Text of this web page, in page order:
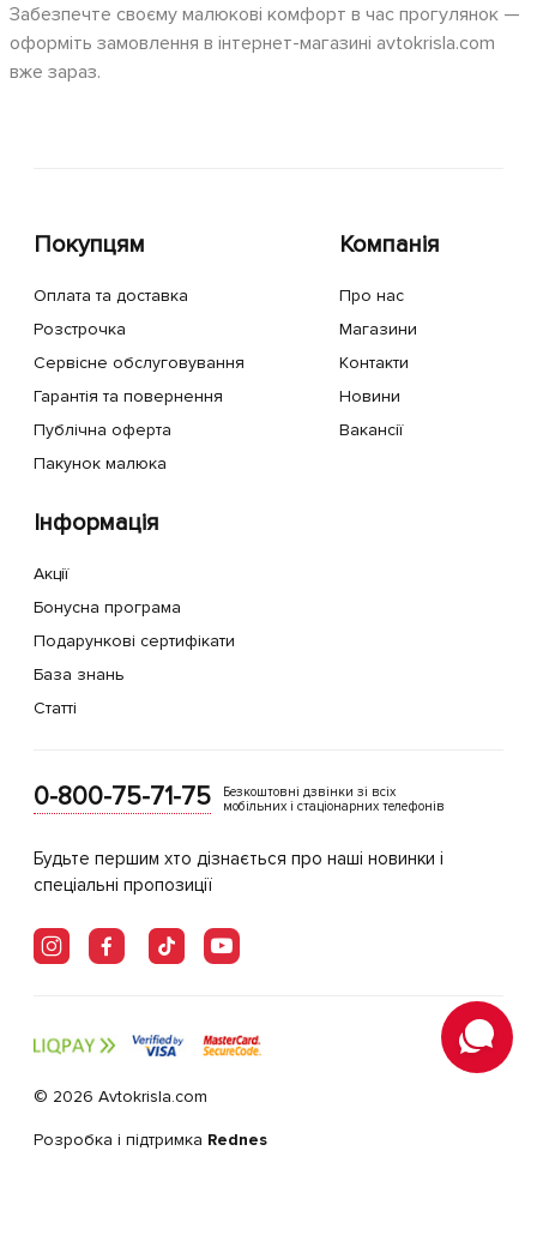
Забезпечте своєму малюкові комфорт в час прогулянок —
оформіть замовлення в інтернет-магазині avtokrisla.com
вже зараз.
Покупцям
Оплата та доставка
Розстрочка
Сервісне обслуговування
Гарантія та повернення
Публічна оферта
Пакунок малюка
Компанія
Про нас
Магазини
Контакти
Новини
Вакансії
Інформація
Акції
Бонусна програма
Подарункові сертифікати
База знань
Статті
0-800-75-71-75
Безкоштовні дзвінки зі всіх
мобільних і стаціонарних телефонів
Будьте першим хто дізнається про наші новинки і
спеціальні пропозиції
© 2026 Avtokrisla.com
Розробка і підтримка Rednes